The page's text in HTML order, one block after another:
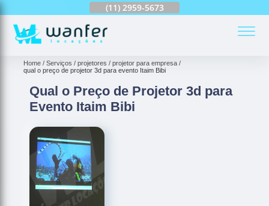
(11) 2959-5673
Home Serviços projetores
projetor para empresa
qual o preço de projetor 3d para evento Itaim Bibi
Qual o Preço de Projetor 3d para
Evento Itaim Bibi